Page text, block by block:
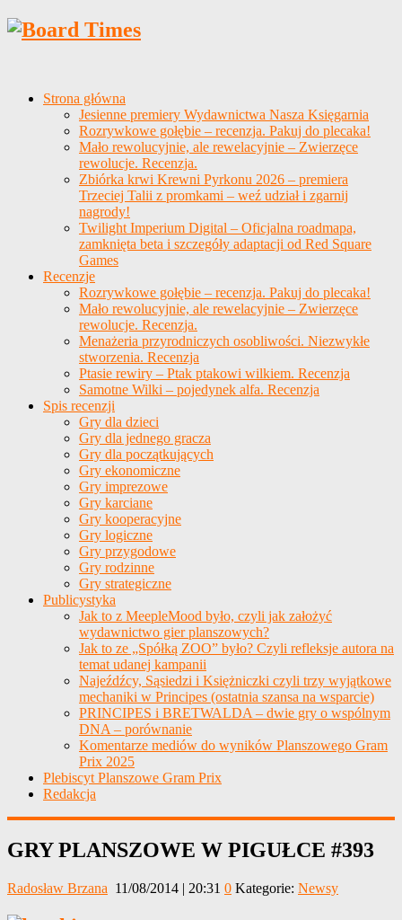
Strona główna
Jesienne premiery Wydawnictwa Nasza Księgarnia
Rozrywkowe gołębie – recenzja. Pakuj do plecaka!
Mało rewolucyjnie, ale rewelacyjnie – Zwierzęce
rewolucje. Recenzja.
Zbiórka krwi Krewni Pyrkonu 2026 – premiera
Trzeciej Talii z promkami – weź udział i zgarnij
nagrody!
Twilight Imperium Digital – Oficjalna roadmapa,
zamknięta beta i szczegóły adaptacji od Red Square
Games
Recenzje
Rozrywkowe gołębie – recenzja. Pakuj do plecaka!
Mało rewolucyjnie, ale rewelacyjnie – Zwierzęce
rewolucje. Recenzja.
Menażeria przyrodniczych osobliwości. Niezwykłe
stworzenia. Recenzja
Ptasie rewiry – Ptak ptakowi wilkiem. Recenzja
Samotne Wilki – pojedynek alfa. Recenzja
Spis recenzji
Gry dla dzieci
Gry dla jednego gracza
Gry dla początkujących
Gry ekonomiczne
Gry imprezowe
Gry karciane
Gry kooperacyjne
Gry logiczne
Gry przygodowe
Gry rodzinne
Gry strategiczne
Publicystyka
Jak to z MeepleMood było, czyli jak założyć
wydawnictwo gier planszowych?
Jak to ze „Spółką ZOO” było? Czyli refleksje autora na
temat udanej kampanii
Najeźdźcy, Sąsiedzi i Księżniczki czyli trzy wyjątkowe
mechaniki w Principes (ostatnia szansa na wsparcie)
PRINCIPES i BRETWALDA – dwie gry o wspólnym
DNA – porównanie
Komentarze mediów do wyników Planszowego Gram
Prix 2025
Plebiscyt Planszowe Gram Prix
Redakcja
GRY PLANSZOWE W PIGUŁCE #393
Radosław Brzana 11/08/2014 | 20:31 0 Kategorie: Newsy